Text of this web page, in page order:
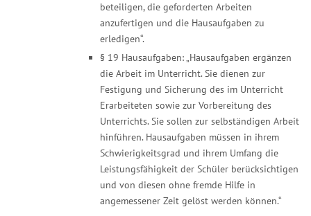
beteiligen, die geforderten Arbeiten
anzufertigen und die Hausaufgaben zu
erledigen“.
§ 19 Hausaufgaben: „Hausaufgaben ergänzen
die Arbeit im Unterricht. Sie dienen zur
Festigung und Sicherung des im Unterricht
Erarbeiteten sowie zur Vorbereitung des
Unterrichts. Sie sollen zur selbständigen Arbeit
hinführen. Hausaufgaben müssen in ihrem
Schwierigkeitsgrad und ihrem Umfang die
Leistungsfähigkeit der Schüler berücksichtigen
und von diesen ohne fremde Hilfe in
angemessener Zeit gelöst werden können.“